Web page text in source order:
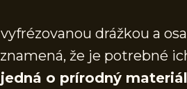
drážkou a
že je potrebné
o prírodný